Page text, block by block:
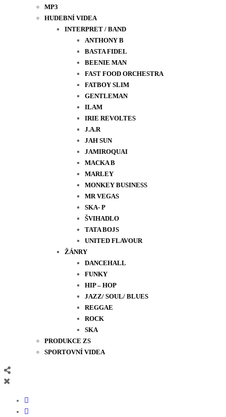
MP3
HUDEBNÍ VIDEA
INTERPRET / BAND
ANTHONY B
BASTA FIDEL
BEENIE MAN
FAST FOOD ORCHESTRA
FATBOY SLIM
GENTLEMAN
ILAM
IRIE REVOLTES
J.A.R
JAH SUN
JAMIROQUAI
MACKA B
MARLEY
MONKEY BUSINESS
MR VEGAS
SKA- P
ŠVIHADLO
TATA BOJS
UNITED FLAVOUR
ŽÁNRY
DANCEHALL
FUNKY
HIP – HOP
JAZZ/ SOUL/ BLUES
REGGAE
ROCK
SKA
PRODUKCE ZS
SPORTOVNÍ VIDEA